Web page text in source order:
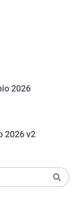
2026
2026 v2